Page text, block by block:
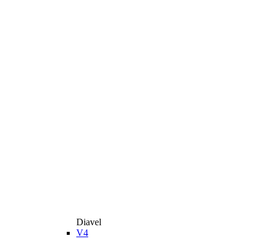
Diavel
V4